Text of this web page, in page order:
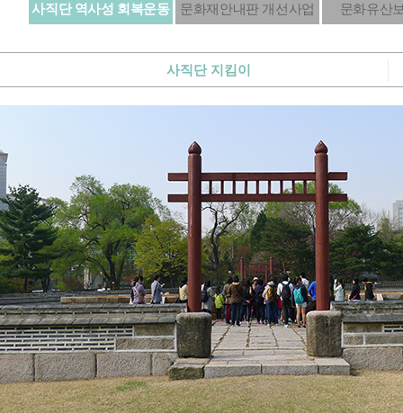
사직단 역사성 회복운동 문화재안내판 개선사업 문화유산
사직단 지킴이